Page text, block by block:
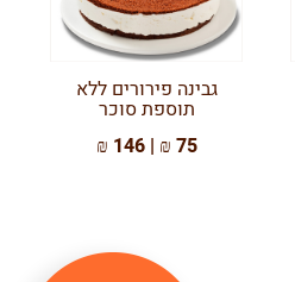
גבינה פירורים ללא
תוספת סוכר
75 ₪ | 146 ₪